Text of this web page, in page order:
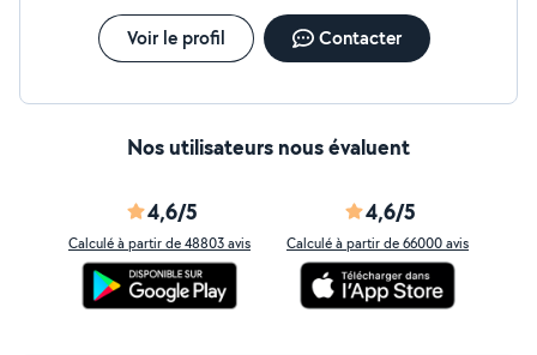
Voir le profil Contacter
Nos utilisateurs nous évaluent
4,6/5
Calculé à partir de 48803 avis
4,6/5
Calculé à partir de 66000 avis